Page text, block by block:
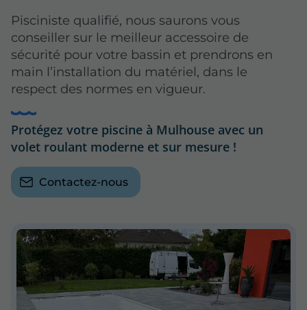
Pisciniste qualifié, nous saurons vous
conseiller sur le meilleur accessoire de
sécurité pour votre bassin et prendrons en
main l’installation du matériel, dans le
respect des normes en vigueur.
Protégez votre piscine à Mulhouse avec un
volet roulant moderne et sur mesure !
Contactez-nous